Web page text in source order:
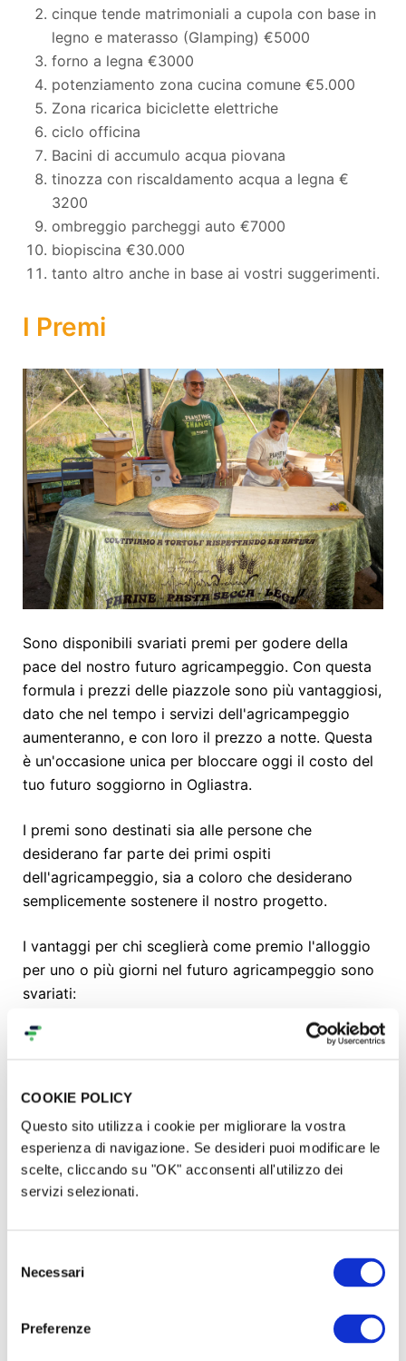
COOKIE POLICY
Questo sito utilizza i cookie per migliorare la vostra
esperienza di navigazione. Se desideri puoi modificare le
scelte, cliccando su "OK" acconsenti all'utilizzo dei
servizi selezionati.
delNecessari
Preferenze
cinque tende matrimoniali a cupola con base in
legno e materasso (Glamping) €5000
forno a legna €3000
potenziamento zona cucina comune €5.000
Zona ricarica biciclette elettriche
ciclo officina
Bacini di accumulo acqua piovana
tinozza con riscaldamento acqua a legna €
3200
ombreggio parcheggi auto €7000
biopiscina €30.000
tanto altro anche in base ai vostri suggerimenti.
I Premi
Sono disponibili svariati premi per godere della
pace del nostro futuro agricampeggio. Con questa
formula i prezzi delle piazzole sono più vantaggiosi,
dato che nel tempo i servizi dell'agricampeggio
aumenteranno, e con loro il prezzo a notte. Questa
è un'occasione unica per bloccare oggi il costo del
tuo futuro soggiorno in Ogliastra.
I premi sono destinati sia alle persone che
desiderano far parte dei primi ospiti
dell'agricampeggio, sia a coloro che desiderano
semplicemente sostenere il nostro progetto.
I vantaggi per chi sceglierà come premio l'alloggio
per uno o più giorni nel futuro agricampeggio sono
svariati:
- Prezzo bloccato.
tu avrai già bloccato il prezzo della piazzola per le
tue vacanze a partire dal 2025.
Puoi bloccare il prezzo per 4 anni e quindi usufruire
del tuo premio fino al 2028.
Solitamente il prezzo aumenta durante i mesi di
punta, ma per i partecipanti al crowdfunding non ci
saranno sovrapprezzi in base al mese.